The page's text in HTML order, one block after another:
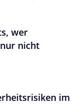
wer
nicht
im